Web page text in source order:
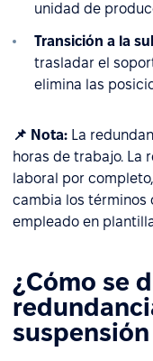
unidad de
Transición a la
trasladar el
elimina las
📌 Nota: La
horas de trabajo. La
laboral por
cambia los términos
empleado en
¿Cómo se